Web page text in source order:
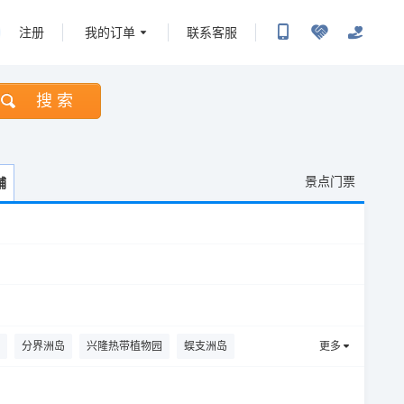
注册 我的订单 联系客服
搜 索
景点门票
更多
分界洲岛 兴隆热带植物园 蜈支洲岛